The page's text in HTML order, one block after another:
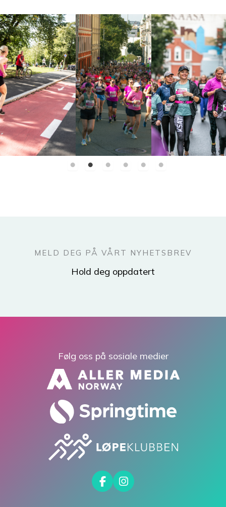
MELD DEG PÅ VÅRT NYHETSBREV
Hold deg oppdatert
Følg oss på sosiale medier